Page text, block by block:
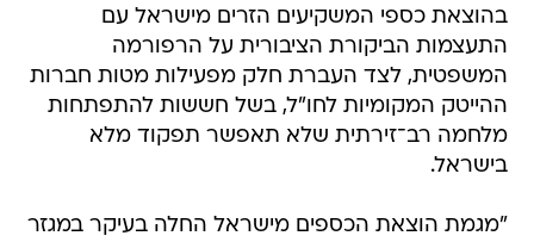
בהוצאת כספי המשקיעים הזרים מישראל עם
התעצמות הביקורת הציבורית על הרפורמה
המשפטית, לצד העברת חלק מפעילות מטות חברות
ההייטק המקומיות לחו"ל, בשל חששות להתפתחות
מלחמה רב־זירתית שלא תאפשר תפקוד מלא
בישראל.
"מגמת הוצאת הכספים מישראל החלה בעיקר במגזר